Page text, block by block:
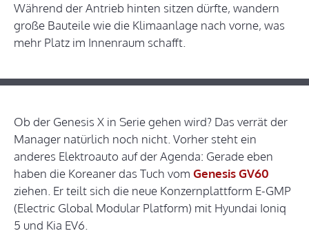
Während der Antrieb hinten sitzen dürfte, wandern
große Bauteile wie die Klimaanlage nach vorne, was
mehr Platz im Innenraum schafft.
Ob der Genesis X in Serie gehen wird? Das verrät der
Manager natürlich noch nicht. Vorher steht ein
anderes Elektroauto auf der Agenda: Gerade eben
haben die Koreaner das Tuch vom Genesis GV60
ziehen. Er teilt sich die neue Konzernplattform E-GMP
(Electric Global Modular Platform) mit Hyundai Ioniq
5 und Kia EV6.